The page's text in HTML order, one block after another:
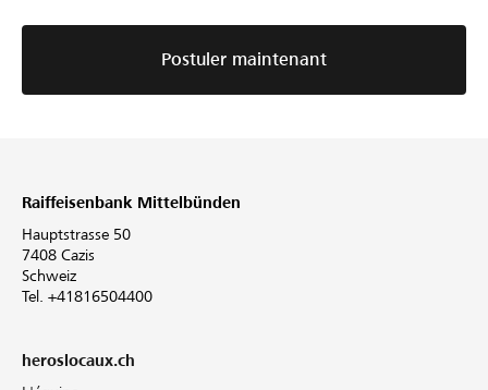
Postuler maintenant
Raiffeisenbank Mittelbünden
Hauptstrasse 50
7408 Cazis
Schweiz
Tel. +41816504400
heroslocaux.ch